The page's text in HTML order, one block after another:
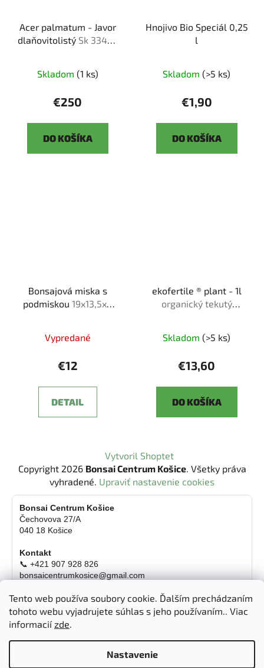
Tento web používa soubory cookie. Ďalším prechádzaním
tohoto webu vyjadrujete súhlas s jeho používaním.. Viac
informaciízde.
Nastavenie
Acer palmatum - Javor
dlaňovitolistý Sk 3344-
Skladom (1 ks)
€250
DO KOŠÍKA
Hnojivo Bio Speciál 0,25
l
Skladom (>5 ks)
€1,90
DO KOŠÍKA
Bonsajová miska s
podmiskou 19x13,5x6
Vypredané
€12
DETAIL
ekofertile ® plant - 1l
organický tekutý
Skladom (>5 ks)
€13,60
DO KOŠÍKA
Vytvoril Shoptet
Copyright 2026 Bonsai Centrum Košice. Všetky práva
vyhradené. Upraviť nastavenie cookies
Bonsai Centrum Košice
Čechovova 27/A
040 18 Košice
Kontakt
📞 +421 907 928 826
bonsaicentrumkosice@gmail.com
Otváracie hodiny
Pondelok
Utorok
10:00 - 18:00 hod.
Štvrtok
10:00 - 18:00 hod.